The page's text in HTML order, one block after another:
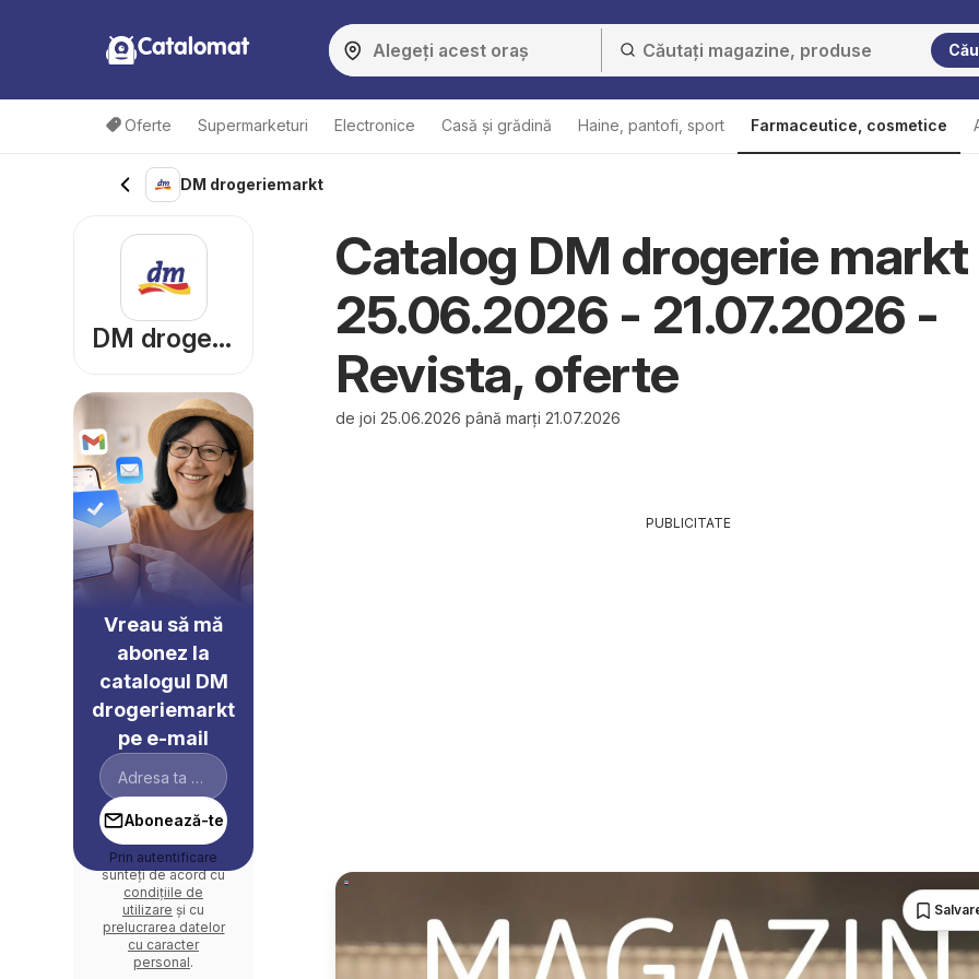
Catalomat
Oferte Supermarketuri Electronice Casă și grădină Haine, pantofi, sport Farmaceutice, cosmetice
DM drogeriemarkt
Catalog DM drogerie markt
25.06.2026 - 21.07.2026 -
Revista, oferte
de joi 25.06.2026 până marți 21.07.2026
PUBLICITATE
DM drogeriemarkt
Vreau să mă
abonez la
catalogul DM
drogeriemarkt
pe e-mail
Abonează-te
Prin autentificare
sunteți de acord cu
condițiile de
utilizare și cu
prelucrarea datelor
cu caracter
personal.